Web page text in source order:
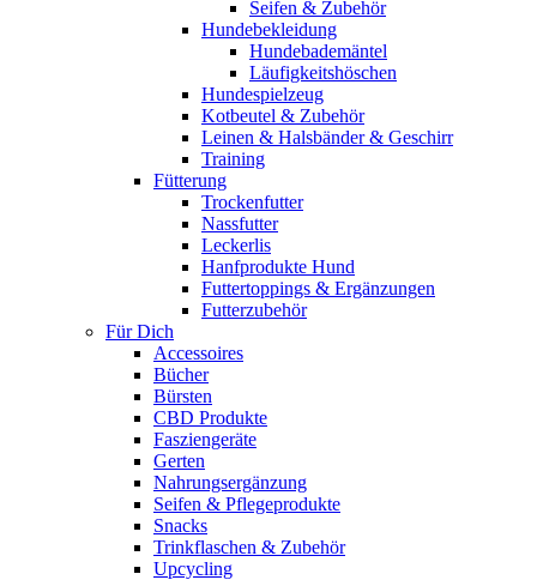
Seifen & Zubehör
Hundebekleidung
Hundebademäntel
Läufigkeitshöschen
Hundespielzeug
Kotbeutel & Zubehör
Leinen & Halsbänder & Geschirr
Training
Fütterung
Trockenfutter
Nassfutter
Leckerlis
Hanfprodukte Hund
Futtertoppings & Ergänzungen
Futterzubehör
Für Dich
Accessoires
Bücher
Bürsten
CBD Produkte
Fasziengeräte
Gerten
Nahrungsergänzung
Seifen & Pflegeprodukte
Snacks
Trinkflaschen & Zubehör
Upcycling